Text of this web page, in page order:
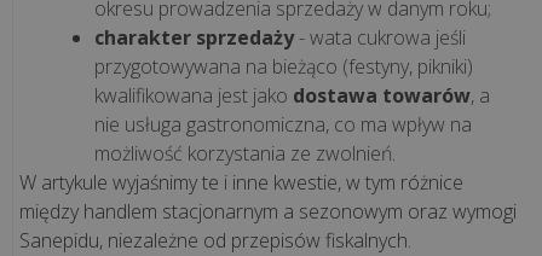
rosnącej
„Krzepka
Rzepka”
–
okresu prowadzenia sprzedaży w danym roku;
charakter sprzedaży- wata cukrowa jeśli
przygotowywana na bieżąco (festyny, pikniki)
kwalifikowana jest jako dostawa towarów, a
nie usługa gastronomiczna, co ma wpływ na
możliwość korzystania ze zwolnień.
W artykule wyjaśnimy te i inne kwestie, w tym różnice
między handlem stacjonarnym a sezonowym oraz wymogi
Sanepidu, niezależne od przepisów fiskalnych.